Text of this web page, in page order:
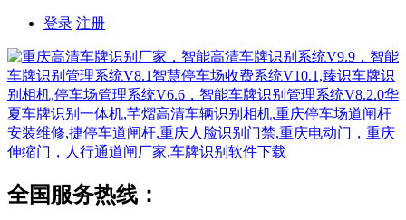
登录 注册
全国服务热线：